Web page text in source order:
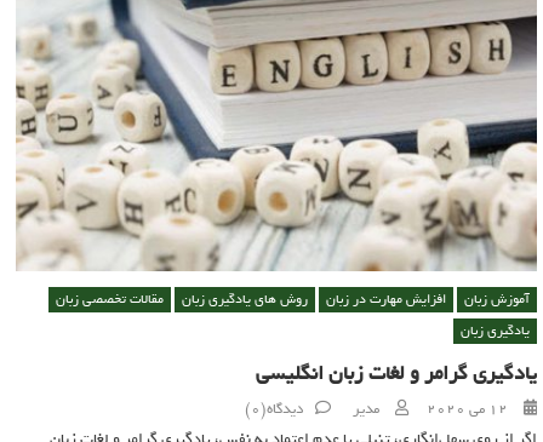
آموزش زبان افزایش مهارت در زبان روش های یادگیری زبان
مقالات تخصصی زبان
یادگیری زبان
یادگیری گرامر و لغات زبان انگلیسی
Posted on
12 می 2020 Author
مدیر دیدگاه(0)